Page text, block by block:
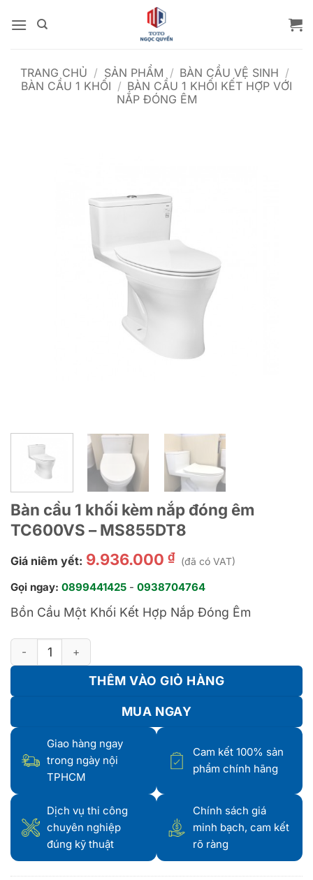
qua
TRANG CHỦ / SẢN PHẨM / BÀN CẦU VỆ SINH /
BÀN CẦU 1 KHỐI / BÀN CẦU 1 KHỐI KẾT HỢP VỚI
NẮP ĐÓNG ÊM
Bàn cầu 1 khối kèm nắp đóng êm
TC600VS – MS855DT8
Giá niêm yết: 9.936.000 ₫ (đã có VAT)
Gọi ngay: 0899441425 - 0938704764
Bồn Cầu Một Khối Kết Hợp Nắp Đóng Êm
Bàn cầu 1 khối kèm nắp đóng êm TC600VS - MS855DT8 số
THÊM VÀO GIỎ HÀNG
MUA NGAY
Giao hàng ngay
trong ngày nội
TPHCM
Cam kết 100% sản
phẩm chính hãng
Dịch vụ thi công
chuyên nghiệp
đúng kỹ thuật
Chính sách giá
minh bạch, cam kết
rõ ràng